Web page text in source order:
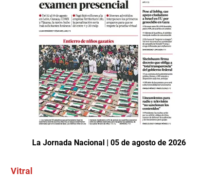
La Jornada Nacional | 05 de agosto de 2026
Vitral